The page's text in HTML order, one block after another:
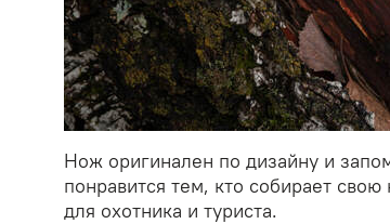
Нож оригинален по дизайну и
понравится тем, кто собирает
для охотника и туриста.